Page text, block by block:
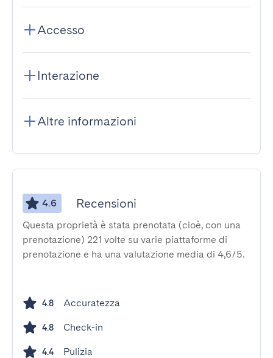
Accesso
Interazione
Altre informazioni
4.6 Recensioni
Questa proprietà è stata prenotata (cioè, con una
prenotazione) 221 volte su varie piattaforme di
prenotazione e ha una valutazione media di 4,6/5.
4.8 Accuratezza
4.8 Check-in
4.4 Pulizia